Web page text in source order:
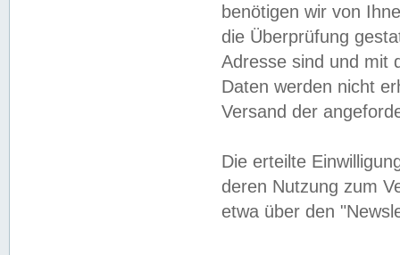
benötigen wir von
die Überprüfung
Adresse sind und mit
Daten werden nicht
Versand der
Die erteilte
deren Nutzung zum
etwa über den